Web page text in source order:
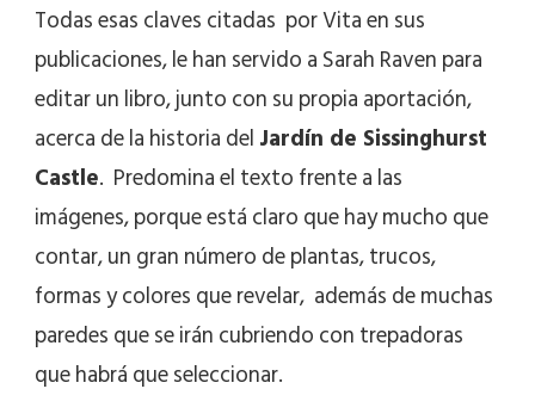
Todas esas claves citadas por Vita en sus
publicaciones, le han servido a Sarah Raven para
editar un libro, junto con su propia aportación,
acerca de la historia delJardín de Sissinghurst
Castle. Predomina el texto frente a las
imágenes, porque está claro que hay mucho que
contar, un gran número de plantas, trucos,
formas y colores que revelar, además de muchas
paredes que se irán cubriendo con trepadoras
que habrá que seleccionar.